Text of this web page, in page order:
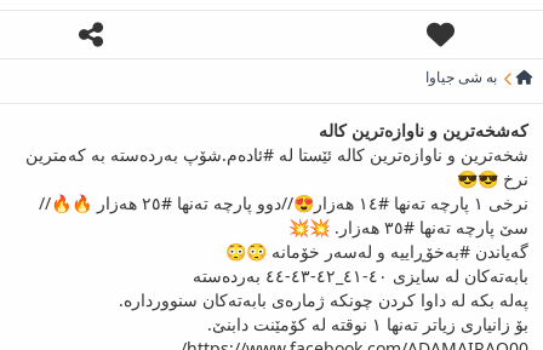
به‌ شی جیاوا
كەشخەترین و ناوازەترین کالە
شخەترین و ناوازەترین کالە ئێستا لە #ئادەم.شۆپ بەردەستە بە کەمترین
نرخ 😎😎
نرخی ١ پارچە تەنها #١٤ هەزار😍//دوو پارچە تەنها #٢٥ هەزار 🔥🔥//
سێ پارچە تەنها #٣٥ هەزار. 💥💥
گەیاندن #بەخۆڕاییە و لەسەر خۆمانە 😳😳
بابەتەکان لە سایزی ٤٠-٤١_٤٢-٤٣-٤٤ بەردەستە
پەلە بکە لە داوا کردن چونکە ژمارەی بابەتەکان سنووردارە.
بۆ زانیاری زیاتر تەنها ١ نوقتە لە کۆمێنت دابنێ.